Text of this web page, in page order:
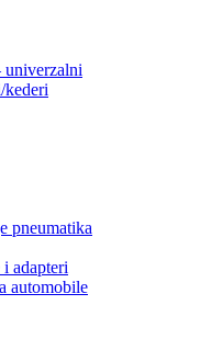
univerzalni
kederi
pneumatika
adapteri
automobile